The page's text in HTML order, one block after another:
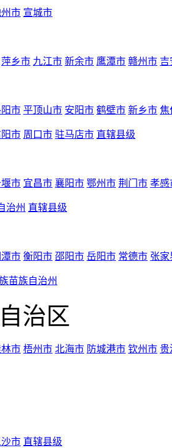
市 宣城市
萍乡市 九江市 新余市 鹰潭市 赣州市 吉
市 平顶山市 安阳市 鹤壁市 新乡市 焦
市 周口市 驻马店市 直辖县级
市 宜昌市 襄阳市 鄂州市 荆门市 孝感
治州 直辖县级
市 衡阳市 邵阳市 岳阳市 常德市 张家
苗族自治州
治区
市 梧州市 北海市 防城港市 钦州市 贵
沙市 直辖县级